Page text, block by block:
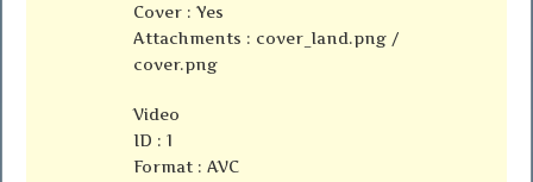
Cover : Yes
Attachments : cover_land.png /
cover.png
Video
ID : 1
Format : AVC